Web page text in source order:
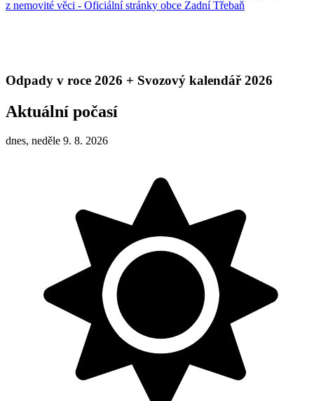
z nemovité věci - Oficiální stránky obce Zadní Třebaň
Odpady v roce 2026 + Svozový kalendář 2026
Aktuální počasí
dnes, neděle 9. 8. 2026